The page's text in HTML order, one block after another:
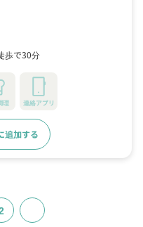
歩で30分
理 連絡アプリ
追加する